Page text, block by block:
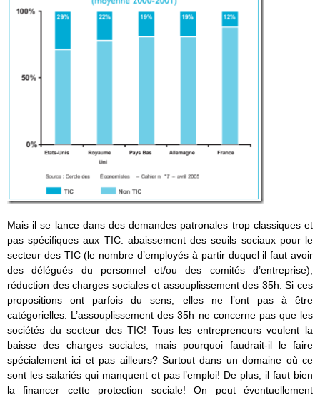
Mais il se lance dans des demandes patronales trop classiques et
pas spécifiques aux TIC: abaissement des seuils sociaux pour le
secteur des TIC (le nombre d’employés à partir duquel il faut avoir
des délégués du personnel et/ou des comités d’entreprise),
réduction des charges sociales et assouplissement des 35h. Si ces
propositions ont parfois du sens, elles ne l’ont pas à être
catégorielles. L’assouplissement des 35h ne concerne pas que les
sociétés du secteur des TIC! Tous les entrepreneurs veulent la
baisse des charges sociales, mais pourquoi faudrait-il le faire
spécialement ici et pas ailleurs? Surtout dans un domaine où ce
sont les salariés qui manquent et pas l’emploi! De plus, il faut bien
la financer cette protection sociale! On peut éventuellement